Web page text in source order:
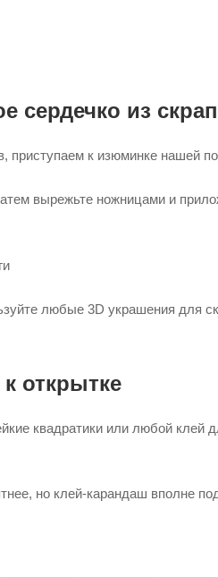
сердечко из
приступаем к изюминке нашей
вырежьте ножницами и
любые 3D украшения для
открытке
квадратики или любой клей
но клей-карандаш вполне